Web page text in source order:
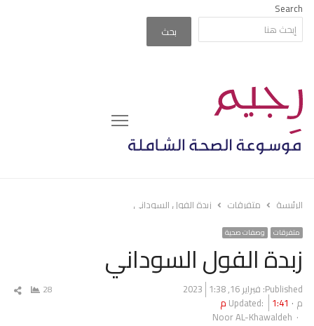
Search
بحث
Menu
الرئيسة متفرقات زبدة الفول السوداني
متفرقات وصفات صحية
زبدة الفول السوداني
Published: فبراير 16, 2023
1:38
م
Updated: 1:41 م
Author
Noor AL-Khawaldeh
28